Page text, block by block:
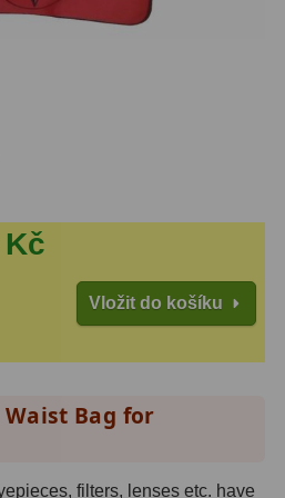
Kč
Vložit do košíku
Bag for
filters, lenses etc. have